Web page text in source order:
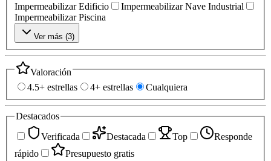
Impermeabilizar Edificio
Impermeabilizar Nave Industrial
Impermeabilizar Piscina
Ver más (3)
Valoración
4.5+ estrellas
4+ estrellas Cualquiera
Destacados
Verificada
Destacada Top
Responde
rápido
Presupuesto gratis